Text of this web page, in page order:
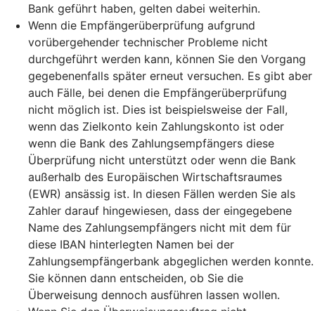
Bank geführt haben, gelten dabei weiterhin.
Wenn die Empfängerüberprüfung aufgrund
vorübergehender technischer Probleme nicht
durchgeführt werden kann, können Sie den Vorgang
gegebenenfalls später erneut versuchen. Es gibt aber
auch Fälle, bei denen die Empfängerüberprüfung
nicht möglich ist. Dies ist beispielsweise der Fall,
wenn das Zielkonto kein Zahlungskonto ist oder
wenn die Bank des Zahlungsempfängers diese
Überprüfung nicht unterstützt oder wenn die Bank
außerhalb des Europäischen Wirtschaftsraumes
(EWR) ansässig ist. In diesen Fällen werden Sie als
Zahler darauf hingewiesen, dass der eingegebene
Name des Zahlungsempfängers nicht mit dem für
diese IBAN hinterlegten Namen bei der
Zahlungsempfängerbank abgeglichen werden konnte.
Sie können dann entscheiden, ob Sie die
Überweisung dennoch ausführen lassen wollen.